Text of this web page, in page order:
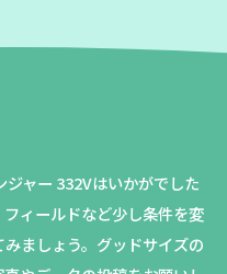
ャー 332Vはいかがでした
ィールドなど少し条件を変
ましょう。 グッドサイズの